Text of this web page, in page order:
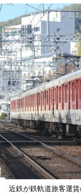
近鉄が鉄軌道旅客運